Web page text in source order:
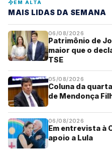
EM ALTA
MAIS LIDAS DA SEMANA
06/08/2026
Patrimônio de
maior que o
TSE
05/08/2026
Coluna da
de Mendonça
06/08/2026
Em entrevista à
apoio a Lula